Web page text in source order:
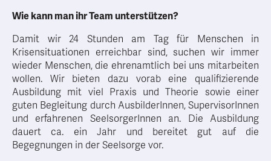
Wie kann man ihr Team unterstützen?
Damit wir 24 Stunden am Tag für Menschen in
Krisensituationen erreichbar sind, suchen wir immer
wieder Menschen, die ehrenamtlich bei uns mitarbeiten
wollen. Wir bieten dazu vorab eine qualifizierende
Ausbildung mit viel Praxis und Theorie sowie einer
guten Begleitung durch AusbilderInnen, SupervisorInnen
und erfahrenen SeelsorgerInnen an. Die Ausbildung
dauert ca. ein Jahr und bereitet gut auf die
Begegnungen in der Seelsorge vor.